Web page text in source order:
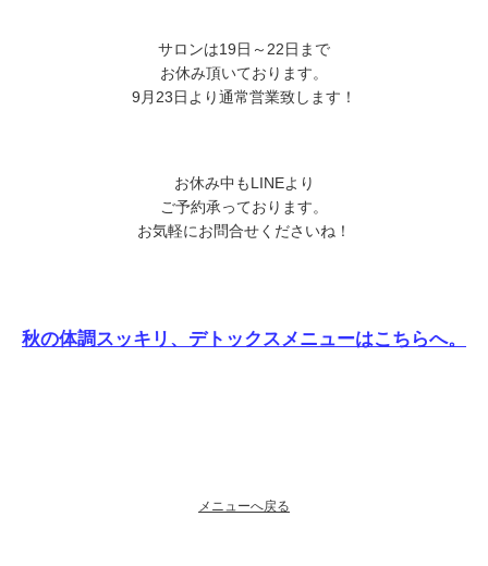
サロンは19日～22日まで
お休み頂いております。
9月23日より通常営業致します！
お休み中もLINEより
ご予約承っております。
お気軽にお問合せくださいね！
秋の体調スッキリ、デトックスメニューはこちらへ。
メニューへ戻る